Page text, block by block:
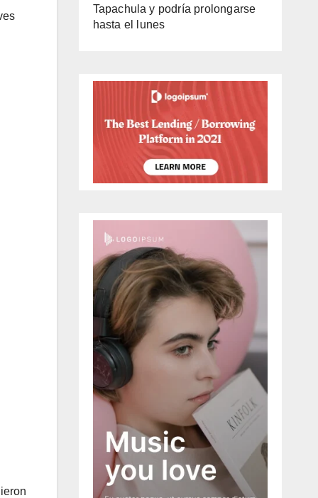
Tapachula y podría prolongarse
hasta el lunes